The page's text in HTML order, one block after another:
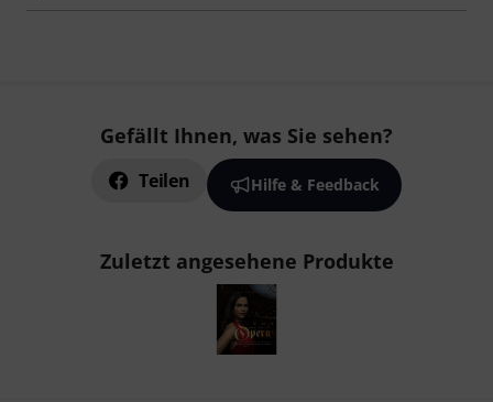
Gefällt Ihnen, was Sie sehen?
Teilen Hilfe & Feedback
Zuletzt angesehene Produkte